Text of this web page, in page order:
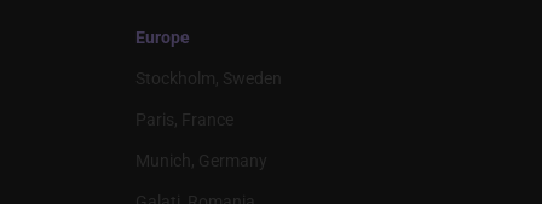
Europe
Stockholm, Sweden
Paris, France
Munich, Germany